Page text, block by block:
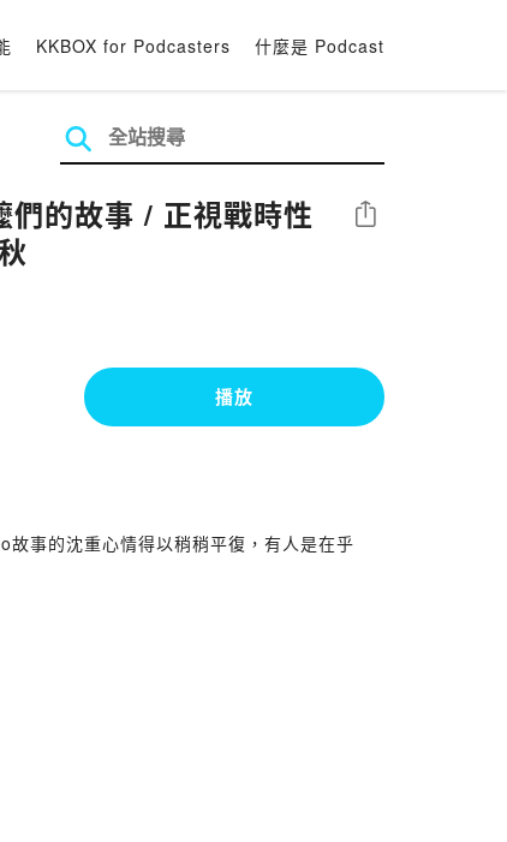
KKBOX for Podcasters 什麼是 Podcast
的故事 / 正視戰時性
分享
播放
事的沈重心情得以稍稍平復，有人是在乎